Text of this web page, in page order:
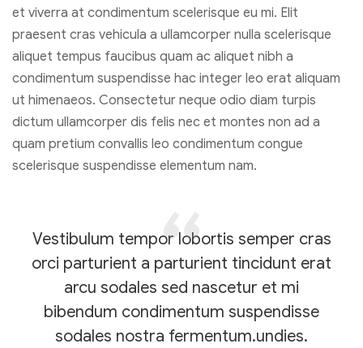
et viverra at condimentum scelerisque eu mi. Elit
praesent cras vehicula a ullamcorper nulla scelerisque
aliquet tempus faucibus quam ac aliquet nibh a
condimentum suspendisse hac integer leo erat aliquam
ut himenaeos. Consectetur neque odio diam turpis
dictum ullamcorper dis felis nec et montes non ad a
quam pretium convallis leo condimentum congue
scelerisque suspendisse elementum nam.
Vestibulum tempor lobortis semper cras
orci parturient a parturient tincidunt erat
arcu sodales sed nascetur et mi
bibendum condimentum suspendisse
sodales nostra fermentum.undies.